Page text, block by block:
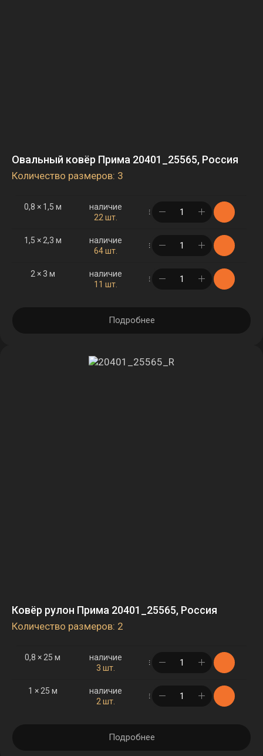
Овальный ковёр Прима 20401_25565, Россия
Количество размеров: 3
0,8 × 1,5 м
наличие
22 шт.
в корзине
1,5 × 2,3 м
наличие
64 шт.
в корзине
2 × 3 м
наличие
11 шт.
в корзине
Подробнее
Ковёр рулон Прима 20401_25565, Россия
Количество размеров: 2
0,8 × 25 м
наличие
3 шт.
в корзине
1 × 25 м
наличие
2 шт.
в корзине
Подробнее